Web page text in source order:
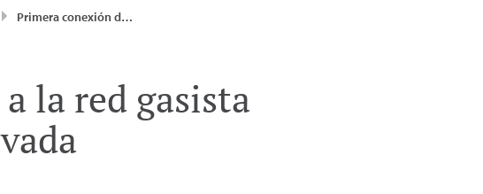
Primera conexión de biometano a la red gasista impulsada por una iniciativa privada
la red gasista